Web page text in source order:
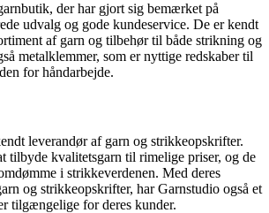
der har gjort sig bemærket på
udvalg og gode kundeservice. De er kendt
af garn og tilbehør til både strikning og
metalklemmer, som er nyttige redskaber til
for håndarbejde.
leverandør af garn og strikkeopskrifter.
tilbyde kvalitetsgarn til rimelige priser, og de
i strikkeverdenen. Med deres
og strikkeopskrifter, har Garnstudio også et
tilgængelige for deres kunder.